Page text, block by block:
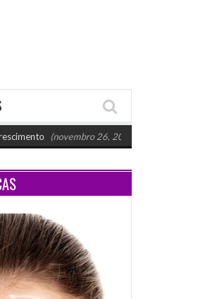
(novembro 26, 2024 11:18 am)